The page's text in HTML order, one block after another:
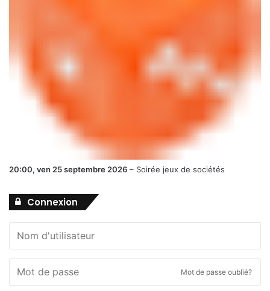
20:00, ven 25 septembre 2026 – Soirée jeux de sociétés
Connexion
Mot de passe oublié?